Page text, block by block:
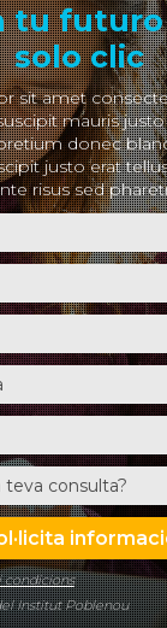
tu
solo clic
sit amet
mauris
donec
justo erat
risus sed
condicions
Institut Poblenou